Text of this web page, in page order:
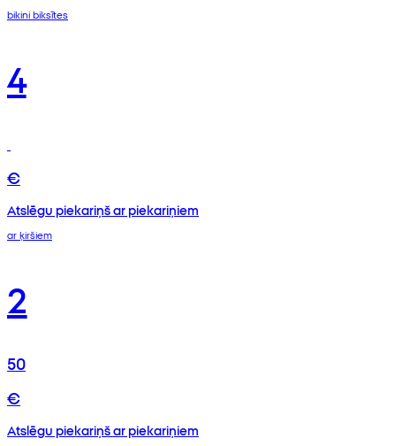
bikini biksītes
4
€
Atslēgu piekariņš ar piekariņiem
ar ķiršiem
2
50
€
Atslēgu piekariņš ar piekariņiem